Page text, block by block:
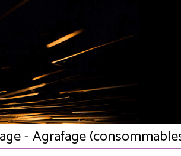
- Agrafage